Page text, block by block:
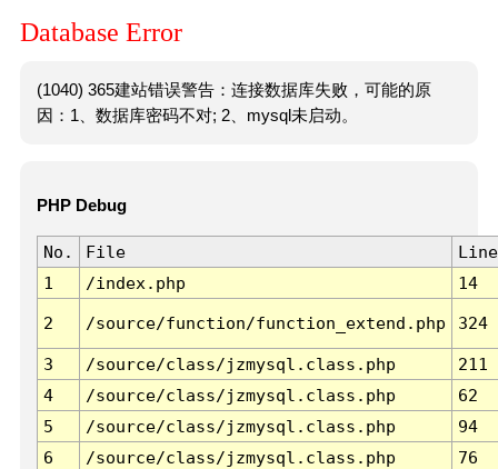
Database Error
(1040) 365建站错误警告：连接数据库失败，可能的原
因：1、数据库密码不对; 2、mysql未启动。
PHP Debug
No. File
Line
1
/index.php 14
2 /source/function/function_extend.php 324
3 /source/class/jzmysql.class.php
211
4
/source/class/jzmysql.class.php
62
5
/source/class/jzmysql.class.php
94
6
/source/class/jzmysql.class.php 76